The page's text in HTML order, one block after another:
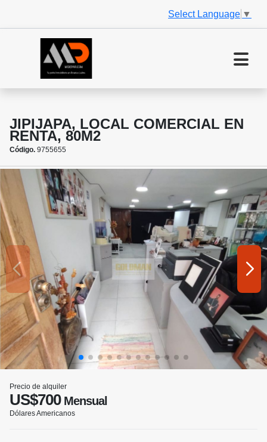
Select Language ▼
JIPIJAPA, LOCAL COMERCIAL EN
RENTA, 80M2
Código. 9755655
Precio de alquiler
US$700Mensual
Dólares Americanos